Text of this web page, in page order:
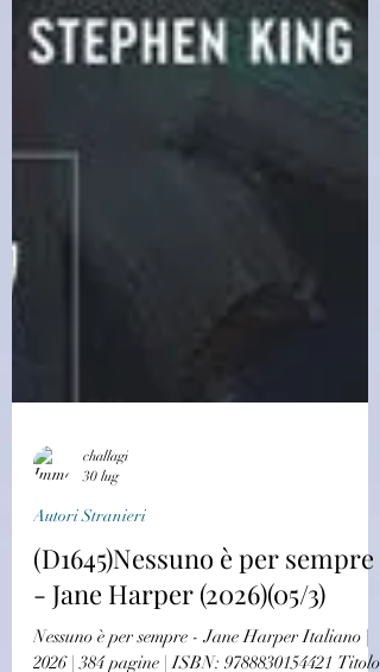
challagi
Autori Stranieri
(D1645)Nessuno è per sempre
- Jane Harper (2026)(05/3)